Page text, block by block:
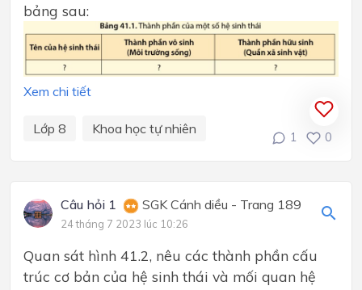
bảng sau:
Xem chi tiết
Lớp 8 Khoa học tự nhiên
1 0
Câu hỏi 1 SGK Cánh diều - Trang 189
24 tháng 7 2023 lúc 10:26
Quan sát hình 41.2, nêu các thành phần cấu
trúc cơ bản của hệ sinh thái và mối quan hệ